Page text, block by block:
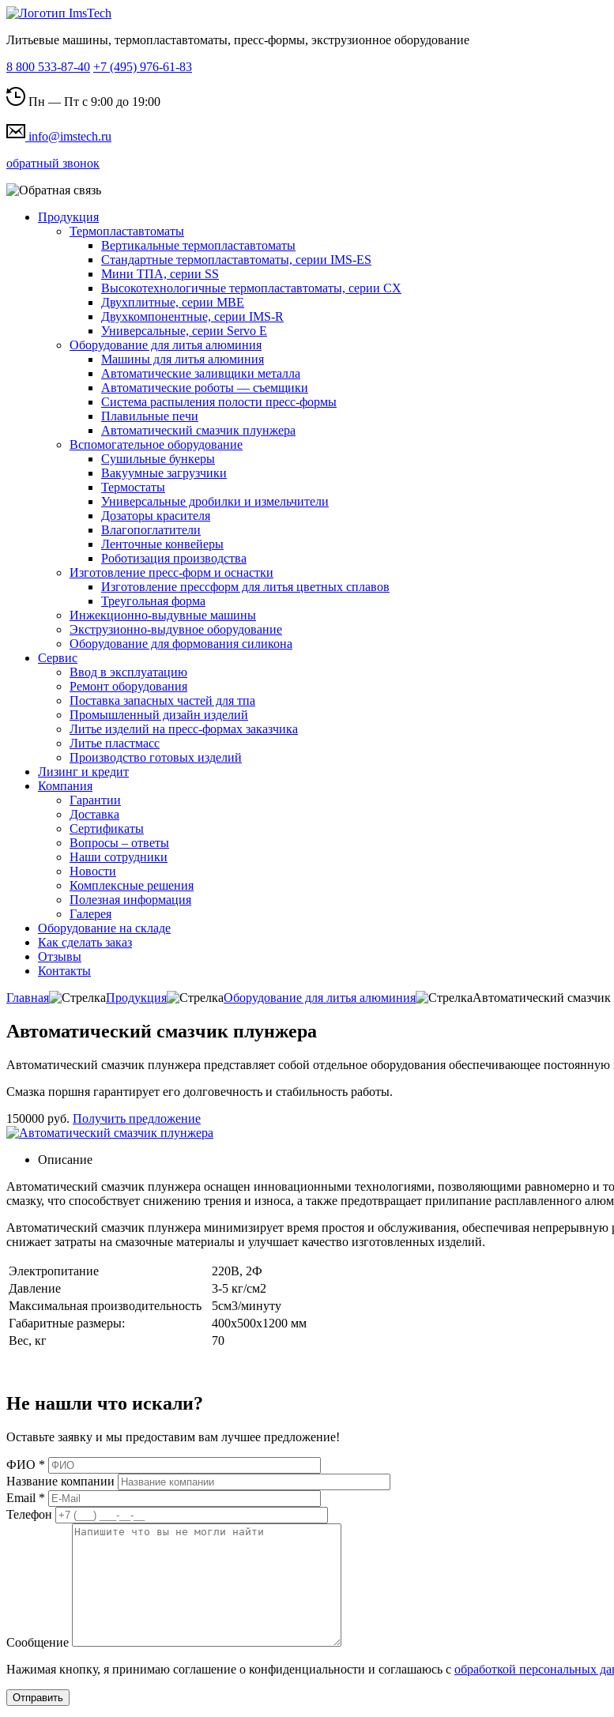
Литьевые машины, термопластавтоматы, пресс-формы, экструзионное оборудование
8 800 533-87-40 +7 (495) 976-61-83
Пн — Пт с 9:00 до 19:00
info@imstech.ru
обратный звонок
Продукция
Термопластавтоматы
Вертикальные термопластавтоматы
Стандартные термопластавтоматы, серии IMS-ES
Мини ТПА, серии SS
Высокотехнологичные термопластавтоматы, серии СХ
Двухплитные, серии MBE
Двухкомпонентные, серии IMS-R
Универсальные, серии Servo E
Оборудование для литья алюминия
Машины для литья алюминия
Автоматические заливщики металла
Автоматические роботы — съемщики
Система распыления полости пресс-формы
Плавильные печи
Автоматический смазчик плунжера
Вспомогательное оборудование
Сушильные бункеры
Вакуумные загрузчики
Термостаты
Универсальные дробилки и измельчители
Дозаторы красителя
Влагопоглатители
Ленточные конвейеры
Роботизация производства
Изготовление пресс-форм и оснастки
Изготовление прессформ для литья цветных сплавов
Треугольная форма
Инжекционно-выдувные машины
Экструзионно-выдувное оборудование
Оборудование для формования силикона
Сервис
Ввод в эксплуатацию
Ремонт оборудования
Поставка запасных частей для тпа
Промышленный дизайн изделий
Литье изделий на пресс-формах заказчика
Литье пластмасс
Производство готовых изделий
Лизинг и кредит
Компания
Гарантии
Доставка
Сертификаты
Вопросы – ответы
Наши сотрудники
Новости
Комплексные решения
Полезная информация
Галерея
Оборудование на складе
Как сделать заказ
Отзывы
Контакты
Главная
Продукция Оборудование для литья алюминия Автоматический
Автоматический смазчик плунжера
Автоматический смазчик плунжера представляет собой отдельное оборудования обеспечивающее
Смазка поршня гарантирует его долговечность и стабильность работы.
150000 руб. Получить предложение
Описание
Автоматический смазчик плунжера оснащен инновационными технологиями, позволяющими равномерно и
смазку, что способствует снижению трения и износа, а также предотвращает прилипание расплавленного
Автоматический смазчик плунжера минимизирует время простоя и обслуживания, обеспечивая непрерывную
снижает затраты на смазочные материалы и улучшает качество изготовленных изделий.
Электропитание
220В, 2Ф
Давление
3-5 кг/см2
Максимальная производительность
5см3/минуту
Габаритные размеры:
400х500х1200 мм
Вес, кг
70
Не нашли что искали?
Оставьте заявку и мы предоставим вам лучшее предложение!
ФИО *
Название компании
Email *
Телефон
Сообщение
Нажимая кнопку, я принимаю соглашение о конфиденциальности и соглашаюсь с обработкой персональных
Отправить